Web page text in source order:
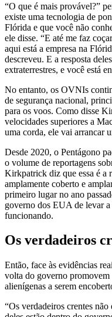
“O que é mais provável?”
existe uma tecnologia de
Flórida e que você não
ele disse. “E até me faz
aqui está a empresa na
descreveu. E a resposta
extraterrestres, e você está
No entanto, os OVNIs
de segurança nacional,
para os voos. Como disse
velocidades superiores a
uma corda, ele vai arrancar
Desde 2020, o Pentágono
o volume de reportagens
Kirkpatrick diz que essa é a
amplamente coberto e
primeiro lugar no ano
governo dos EUA de levar
funcionando.
Os verdadeiros
Então, face às evidências
volta do governo promovem
alienígenas a serem
“Os verdadeiros crentes